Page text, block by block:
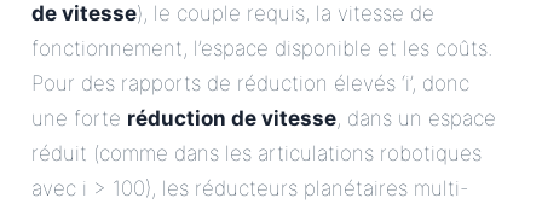
de vitesse), le couple requis, la vitesse de
fonctionnement, l’espace disponible et les coûts.
Pour des rapports de réduction élevés ‘i’, donc
une forte réduction de vitesse, dans un espace
réduit (comme dans les articulations robotiques
avec i > 100), les réducteurs planétaires multi-